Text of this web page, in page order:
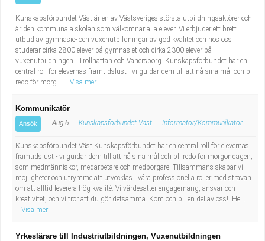
Kunskapsförbundet Väst är en av Västsveriges största utbildningsaktörer och
är den kommunala skolan som välkomnar alla elever. Vi erbjuder ett brett
utbud av gymnasie- och vuxenutbildningar av god kvalitet och hos oss
studerar cirka 2800 elever på gymnasiet och cirka 2300 elever på
vuxenutbildningen i Trollhättan och Vänersborg. Kunskapsförbundet har en
central roll för elevernas framtidslust - vi guidar dem till att nå sina mål och bli
redo för morg...
Visa mer
Kommunikatör
Ansök Aug 6 Kunskapsförbundet Väst Informatör/Kommunikatör
Kunskapsförbundet Väst Kunskapsförbundet har en central roll för elevernas
framtidslust - vi guidar dem till att nå sina mål och bli redo för morgondagen,
som medmänniskor, medarbetare och medborgare. Tillsammans skapar vi
möjligheter och utrymme att utvecklas i våra professionella roller med strävan
om att alltid leverera hög kvalité. Vi värdesätter engagemang, ansvar och
kreativitet, och vi tror att du gör detsamma. Kom och bli en del av oss! He...
Visa mer
Yrkeslärare till Industriutbildningen, Vuxenutbildningen